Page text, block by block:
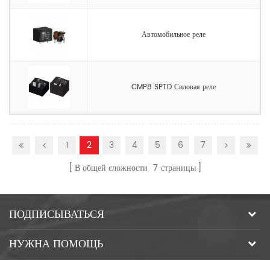
Автомобильное реле
CMP8 SPTD Силовая реле
1 2 3 4 5 6
7
В общей сложности 7 страницы
ПОДПИСЫВАТЬСЯ
НУЖНА ПОМОЩЬ